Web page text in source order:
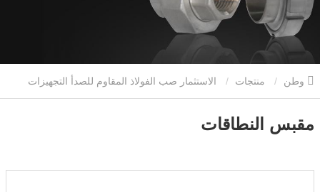
منتجات الاستثمار صب الفولاذ المقاوم للصدأ التجهيزات
مقبس النطاقات
مقبس النطاقات